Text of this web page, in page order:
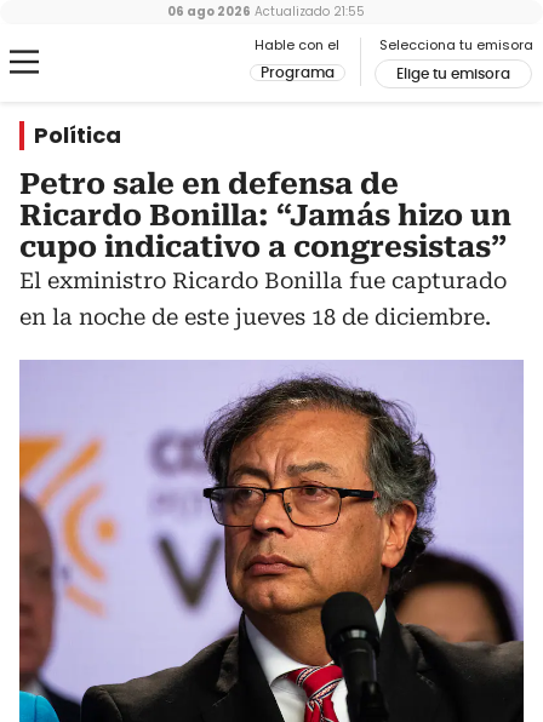
Hable con el
Programa
Selecciona tu emisora
Elige tu emisora
06 ago 2026 Actualizado 21:55
Política
Petro sale en defensa de
Ricardo Bonilla: “Jamás hizo un
cupo indicativo a congresistas”
El exministro Ricardo Bonilla fue capturado
en la noche de este jueves 18 de diciembre.